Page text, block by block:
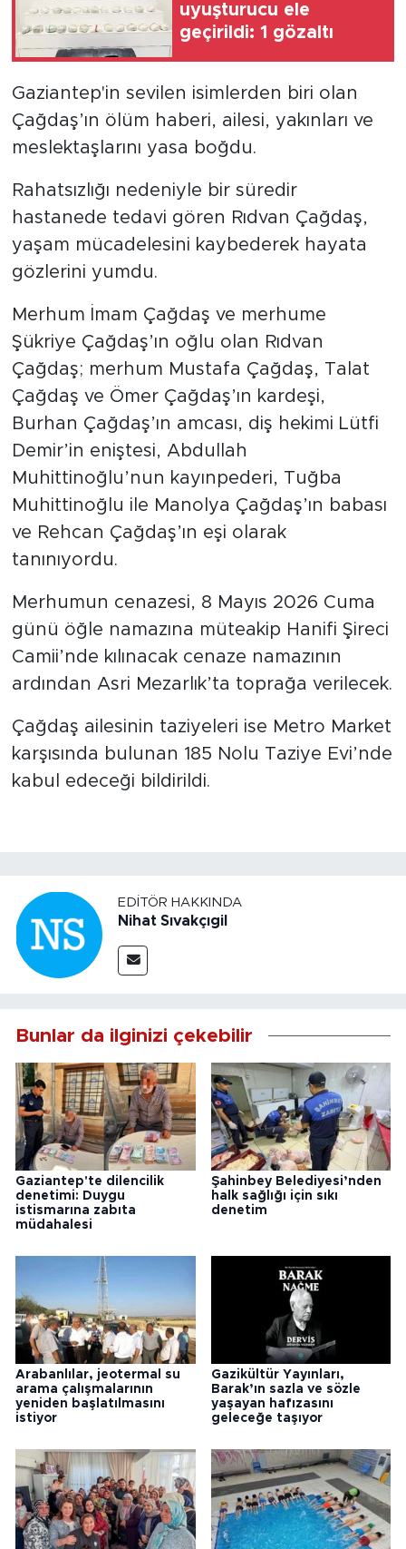
uyuşturucu ele
geçirildi: 1 gözaltı
Gaziantep'in sevilen isimlerden biri olan
Çağdaş’ın ölüm haberi, ailesi, yakınları ve
meslektaşlarını yasa boğdu.
Rahatsızlığı nedeniyle bir süredir
hastanede tedavi gören Rıdvan Çağdaş,
yaşam mücadelesini kaybederek hayata
gözlerini yumdu.
Merhum İmam Çağdaş ve merhume
Şükriye Çağdaş’ın oğlu olan Rıdvan
Çağdaş; merhum Mustafa Çağdaş, Talat
Çağdaş ve Ömer Çağdaş’ın kardeşi,
Burhan Çağdaş’ın amcası, diş hekimi Lütfi
Demir’in eniştesi, Abdullah
Muhittinoğlu’nun kayınpederi, Tuğba
Muhittinoğlu ile Manolya Çağdaş’ın babası
ve Rehcan Çağdaş’ın eşi olarak
tanınıyordu.
Merhumun cenazesi, 8 Mayıs 2026 Cuma
günü öğle namazına müteakip Hanifi Şireci
Camii’nde kılınacak cenaze namazının
ardından Asri Mezarlık’ta toprağa verilecek.
Çağdaş ailesinin taziyeleri ise Metro Market
karşısında bulunan 185 Nolu Taziye Evi’nde
kabul edeceği bildirildi.
EDITÖR HAKKINDA
Nihat Sıvakçıgil
Bunlar da ilginizi çekebilir
Gaziantep'te dilencilik
denetimi: Duygu
istismarına zabıta
müdahalesi
Şahinbey Belediyesi’nden
halk sağlığı için sıkı
denetim
Arabanlılar, jeotermal su
arama çalışmalarının
yeniden başlatılmasını
istiyor
Gazikültür Yayınları,
Barak’ın sazla ve sözle
yaşayan hafızasını
geleceğe taşıyor